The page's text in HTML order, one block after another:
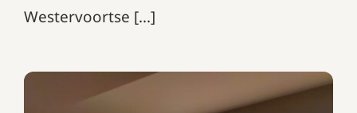
Westervoortse [...]